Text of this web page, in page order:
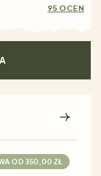
95 OCEN
OD 350,00 ZŁ